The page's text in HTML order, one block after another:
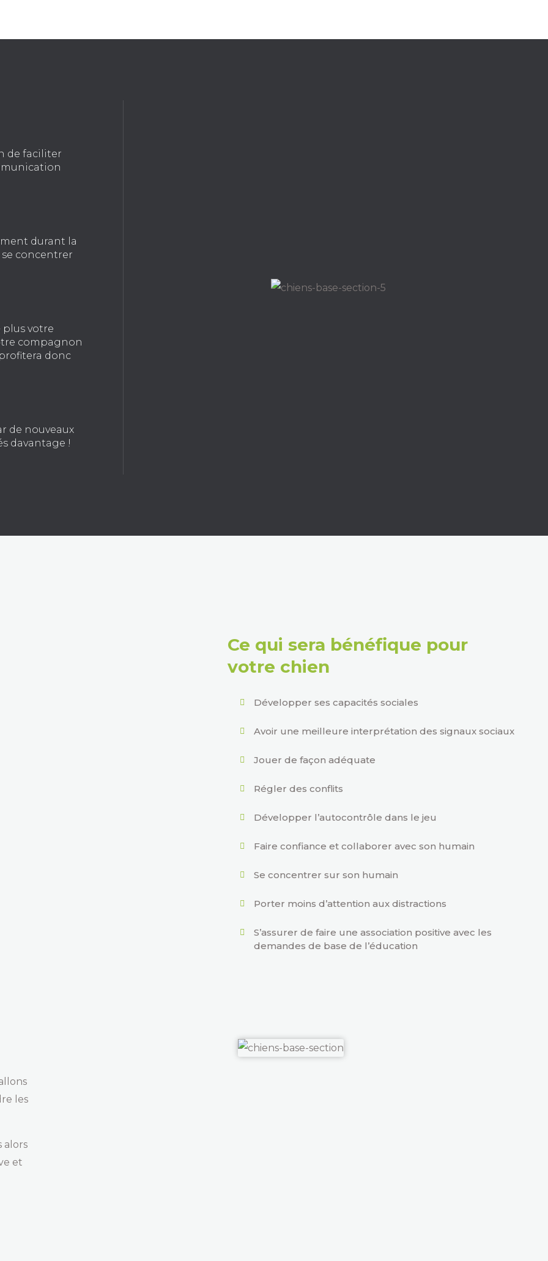
de faciliter
durant la
concentrer
plus votre
compagnon
donc
de nouveaux
davantage !
Ce qui sera bénéfique pour
votre chien
Développer ses capacités sociales
Avoir une meilleure interprétation des signaux sociaux
Jouer de façon adéquate
Régler des conflits
Développer l’autocontrôle dans le jeu
Faire confiance et collaborer avec son humain
Se concentrer sur son humain
Porter moins d’attention aux distractions
S’assurer de faire une association positive avec les
demandes de base de l’éducation
les
alors
et